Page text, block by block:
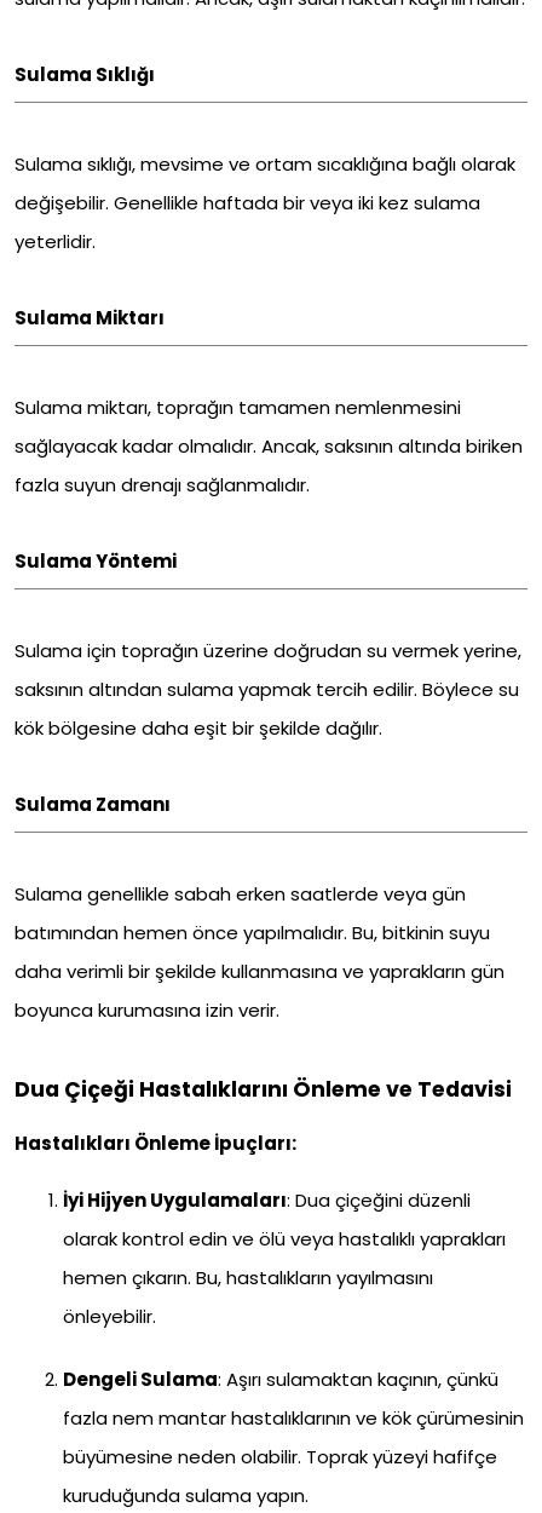
Sulama Sıklığı
Sulama sıklığı, mevsime ve ortam sıcaklığına bağlı olarak
değişebilir. Genellikle haftada bir veya iki kez sulama
yeterlidir.
Sulama Miktarı
Sulama miktarı, toprağın tamamen nemlenmesini
sağlayacak kadar olmalıdır. Ancak, saksının altında biriken
fazla suyun drenajı sağlanmalıdır.
Sulama Yöntemi
Sulama için toprağın üzerine doğrudan su vermek yerine,
saksının altından sulama yapmak tercih edilir. Böylece su
kök bölgesine daha eşit bir şekilde dağılır.
Sulama Zamanı
Sulama genellikle sabah erken saatlerde veya gün
batımından hemen önce yapılmalıdır. Bu, bitkinin suyu
daha verimli bir şekilde kullanmasına ve yaprakların gün
boyunca kurumasına izin verir.
Dua Çiçeği Hastalıklarını Önleme ve Tedavisi
Hastalıkları Önleme İpuçları:
İyi Hijyen Uygulamaları: Dua çiçeğini düzenli
olarak kontrol edin ve ölü veya hastalıklı yaprakları
hemen çıkarın. Bu, hastalıkların yayılmasını
önleyebilir.
Dengeli Sulama: Aşırı sulamaktan kaçının, çünkü
fazla nem mantar hastalıklarının ve kök çürümesinin
büyümesine neden olabilir. Toprak yüzeyi hafifçe
kuruduğunda sulama yapın.